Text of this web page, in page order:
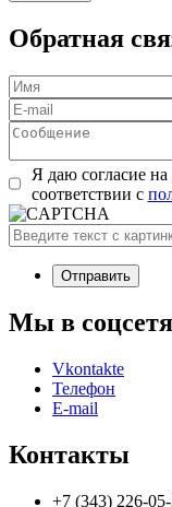
Обратная
Я даю согласие
соответствии с
Мы в
Vkontakte
Телефон
E-mail
Контакты
+7 (343) 226-